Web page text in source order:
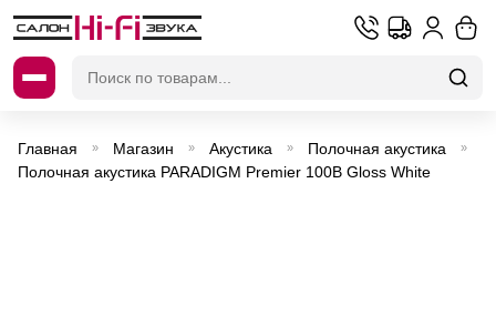
Главная » Магазин » Акустика » Полочная акустика »
Полочная акустика PARADIGM Premier 100B Gloss White